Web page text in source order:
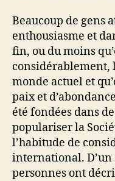
Beaucoup de gens
enthousiasme et
fin, ou du moins
considérablement,
monde actuel et
paix et
été fondées dans
populariser la
l’habitude de
international. D’un
personnes ont